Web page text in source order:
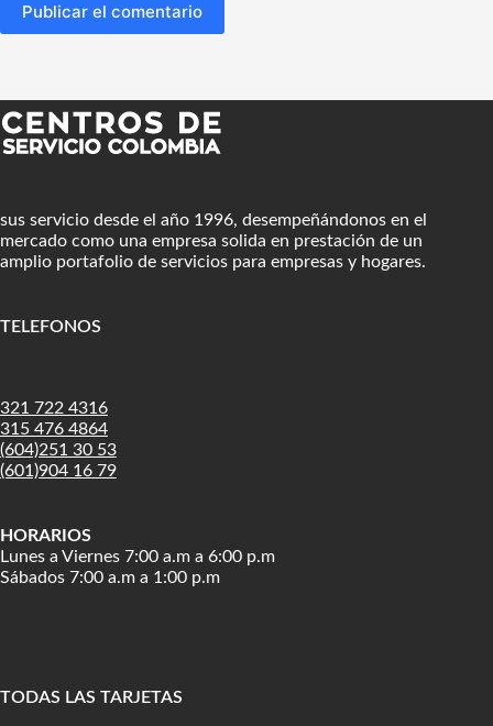
Publicar el comentario
sus servicio desde el año 1996, desempeñándonos en el
mercado como una empresa solida en prestación de un
amplio portafolio de servicios para empresas y hogares.
TELEFONOS
321 722 4316
315 476 4864
(604)251 30 53
(601)904 16 79
HORARIOS
Lunes a Viernes 7:00 a.m a 6:00 p.m
Sábados 7:00 a.m a 1:00 p.m
TODAS LAS TARJETAS